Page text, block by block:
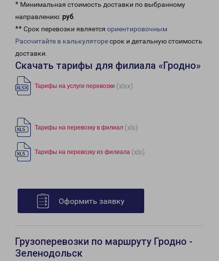
* Минимальная стоимость доставки по выбранному
направлению: руб.
** Срок перевозки является ориентировочным
Рассчитайте в калькуляторесрок и детальную стоимость
доставки.
Скачать тарифы для филиала «Гродно»
Тарифы на услуги перевозки (xlsx)
Тарифы на перевозку в филиал (xls)
Тарифы на перевозку из филиала (xls)
Оформить заявку
Грузоперевозки по маршруту Гродно -
Зеленодольск